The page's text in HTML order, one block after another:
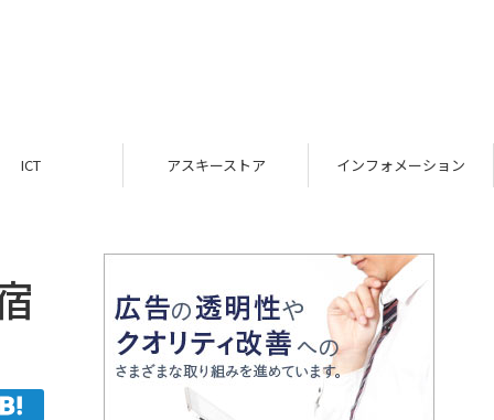
ICT アスキーストア インフォメーション